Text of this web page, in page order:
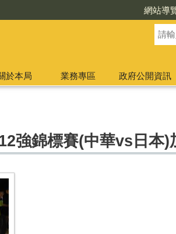
網站導
於本局 業務專區 政府公開資訊
強錦標賽(中華vs日本)